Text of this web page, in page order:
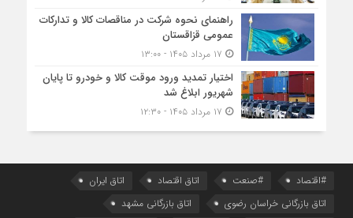
راهنمای نحوه شرکت در مناقصات کالا و تدارکات
عمومی قزاقستان
اختیار تمدید ورود موقت کالا و خودرو تا پایان
شهریور ابلاغ شد
#اقتصاد #صنعت اتاق اقتصاد
اتاق ایران
اتاق بازرگانی خراسان رضوی
اتاق بازرگانی مشهد